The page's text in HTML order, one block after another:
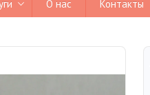
О нас Контакты